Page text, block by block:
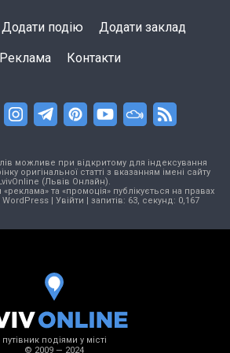
Додати подію Додати заклад
Реклама Контакти
можливе при відкритому для індексування
оригінальної статті з вказанням імені сайту
(Львів Онлайн).
та «промоція» публікується на правах
WordPress| Увійти | запитів: 63, секунд: 0,167
путівник подіями у місті
© 2009 — 2024